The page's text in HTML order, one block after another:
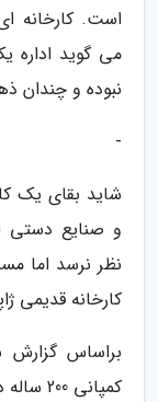
می گوید اداره
نبوده و چندان
-
و صنایع دستی
نظر نرسد اما
کارخانه قدیمی